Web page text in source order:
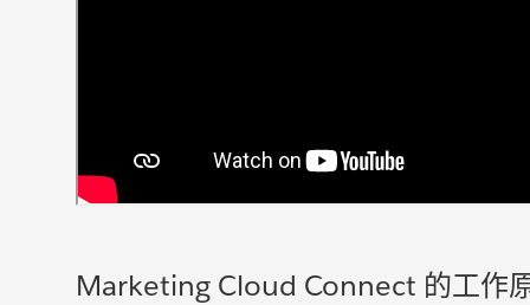
Marketing Cloud Connect 的工作